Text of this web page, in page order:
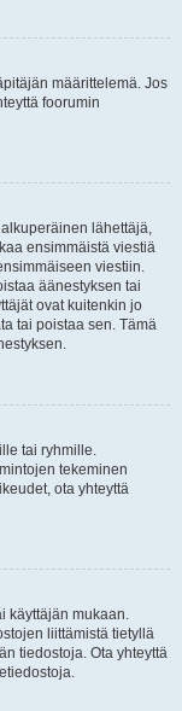
määrittelemä. Jos
foorumin
lähettäjä,
ensimmäistä viestiä
viestiin.
äänestyksen tai
ovat kuitenkin jo
tai poistaa sen. Tämä
tai ryhmille.
tekeminen
ota yhteyttä
käyttäjän mukaan.
liittämistä tietyllä
tiedostoja. Ota yhteyttä